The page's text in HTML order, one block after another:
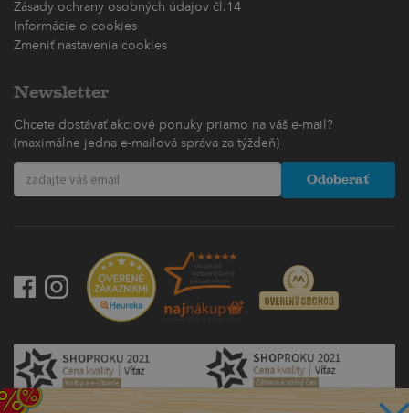
Zásady ochrany osobných údajov čl.14
Informácie o cookies
Zmeniť nastavenia cookies
Newsletter
Chcete dostávať akciové ponuky priamo na váš e-mail?
(maximálne jedna e-mailová správa za týždeň)
Odoberať